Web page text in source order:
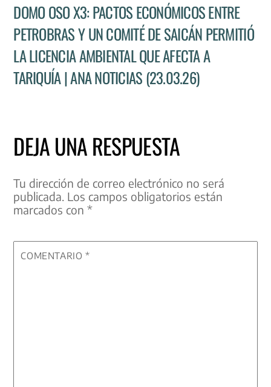
DOMO OSO X3: PACTOS ECONÓMICOS ENTRE
PETROBRAS Y UN COMITÉ DE SAICÁN PERMITIÓ
LA LICENCIA AMBIENTAL QUE AFECTA A
TARIQUÍA | ANA NOTICIAS (23.03.26)
DEJA UNA RESPUESTA
Tu dirección de correo electrónico no será
publicada. Los campos obligatorios están
marcados con*
COMENTARIO*